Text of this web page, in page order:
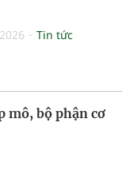
Tin tức
mô, bộ phận cơ